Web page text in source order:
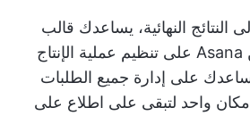
النتائج النهائية، يساعدك قالب
الطلبات الإبداعية من Asana على تنظيم عملية الإنتاج
على إدارة جميع الطلبات
مكان واحد لتبقى على اطلاع على